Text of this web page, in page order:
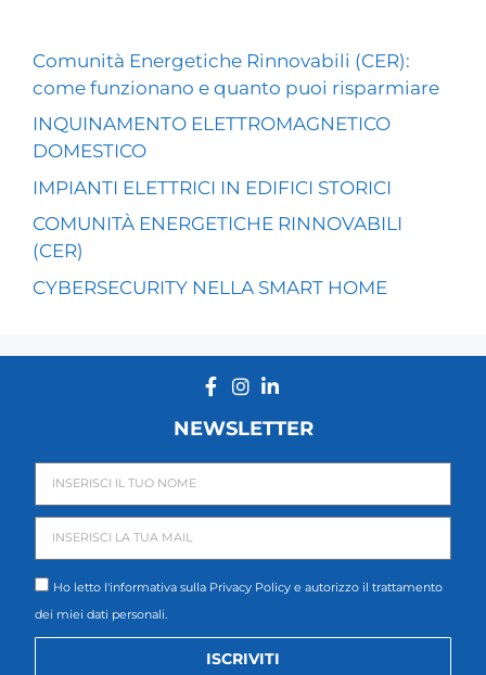
Comunità Energetiche Rinnovabili (CER):
come funzionano e quanto puoi risparmiare
INQUINAMENTO ELETTROMAGNETICO
DOMESTICO
IMPIANTI ELETTRICI IN EDIFICI STORICI
COMUNITÀ ENERGETICHE RINNOVABILI
(CER)
CYBERSECURITY NELLA SMART HOME
NEWSLETTER
Ho letto l'informativa sulla Privacy Policy e autorizzo il trattamento
dei miei dati personali.
ISCRIVITI